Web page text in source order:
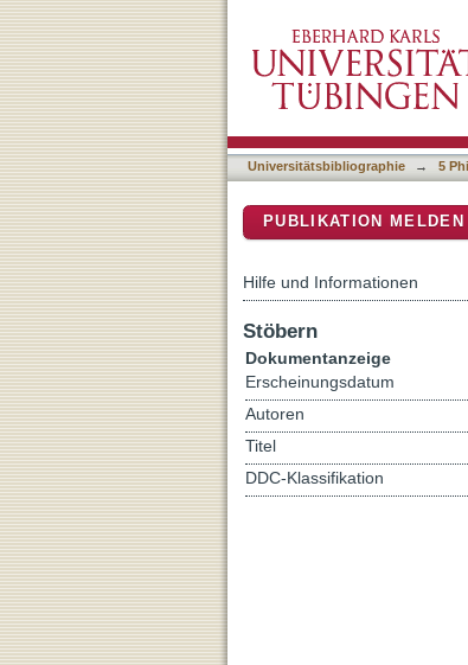
Universitätsbibliographie → 5
PUBLIKATION MELDEN
Hilfe und Informationen
Stöbern
Dokumentanzeige
Erscheinungsdatum
Autoren
Titel
DDC-Klassifikation